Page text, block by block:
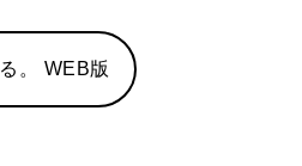
。 WEB版